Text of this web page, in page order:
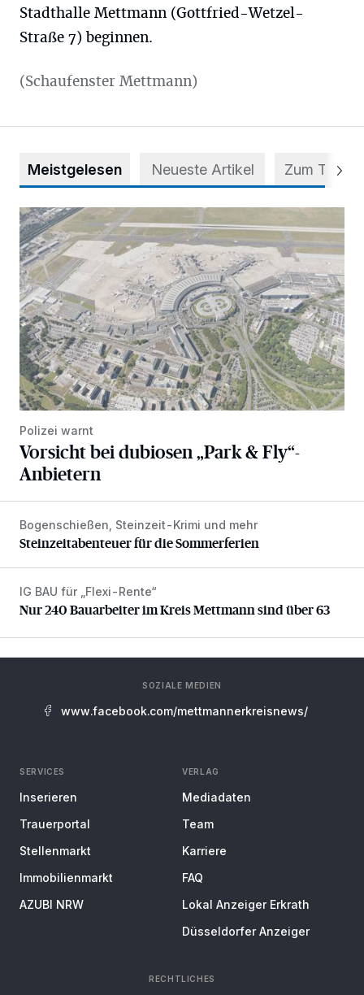
Stadthalle Mettmann (Gottfried-Wetzel-
Straße 7) beginnen.
(Schaufenster Mettmann)
Meistgelesen Neueste Artikel Zum Thema
Vorsicht bei dubiosen „Park & Fly“-Anbietern
Polizei warnt
Vorsicht bei dubiosen „Park & Fly“-
Anbietern
Steinzeitabenteuer für die Sommerferien
Bogenschießen, Steinzeit-Krimi und mehr
Steinzeitabenteuer für die Sommerferien
Nur 240 Bauarbeiter im Kreis Mettmann sind über 63
IG BAU für „Flexi-Rente“
Nur 240 Bauarbeiter im Kreis Mettmann sind über 63
SOZIALE MEDIEN
www.facebook.com/mettmannerkreisnews/
SERVICES
Inserieren
Trauerportal
Stellenmarkt
Immobilienmarkt
AZUBI NRW
VERLAG
Mediadaten
Team
Karriere
FAQ
Lokal Anzeiger Erkrath
Düsseldorfer Anzeiger
RECHTLICHES